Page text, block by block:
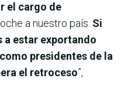
el cargo de
a nuestro país. Si
a estar exportando
presidentes de la
el retroceso”,